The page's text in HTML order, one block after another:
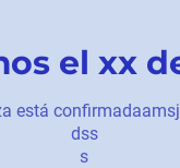
el xx
está
dss
s